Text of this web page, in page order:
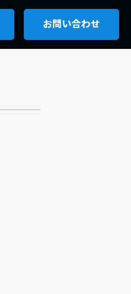
お問い合わせ